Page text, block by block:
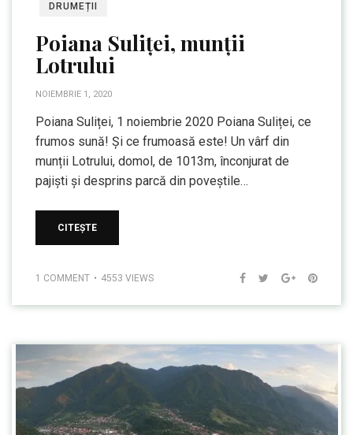
DRUMEȚII
Poiana Suliței, munții
Lotrului
NOIEMBRIE 1, 2020
Poiana Suliței, 1 noiembrie 2020 Poiana Suliței, ce
frumos sună! Și ce frumoasă este! Un vârf din
munții Lotrului, domol, de 1013m, înconjurat de
pajiști și desprins parcă din poveștile…
CITEȘTE
1 COMMENT 4553 VIEWS